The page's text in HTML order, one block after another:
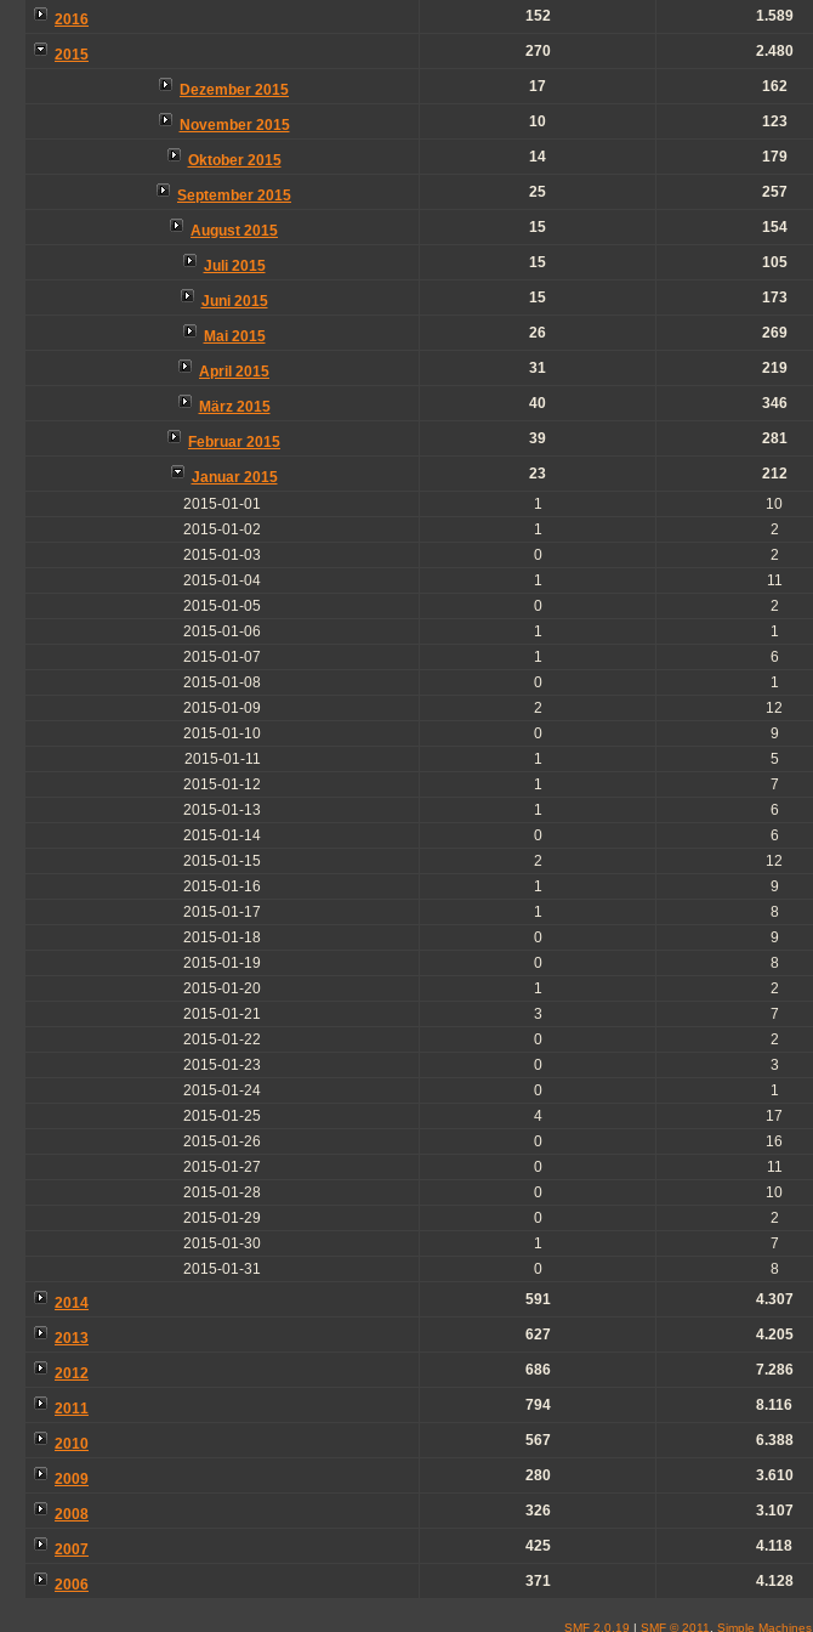
2016 152 1.589
2015 270 2.480
Dezember 2015 17 162
November 2015 10 123
Oktober 2015 14 179
September 2015 25 257
August 2015 15 154
Juli 2015 15 105
Juni 2015 15 173
Mai 2015 26 269
April 2015 31 219
März 2015 40 346
Februar 2015 39 281
Januar 2015 23 212
2015-01-01
1 10
2015-01-02
1 2
2015-01-03
0 2
2015-01-04
1 11
2015-01-05
0 2
2015-01-06
1 1
2015-01-07
1 6
2015-01-08
0 1
2015-01-09
2 12
2015-01-10
0 9
2015-01-11
1 5
2015-01-12
1 7
2015-01-13
1 6
2015-01-14
0 6
2015-01-15
2 12
2015-01-16
1 9
2015-01-17
1 8
2015-01-18
0 9
2015-01-19
0 8
2015-01-20
1 2
2015-01-21
3 7
2015-01-22
0 2
2015-01-23
0 3
2015-01-24
0 1
2015-01-25
4 17
2015-01-26
0 16
2015-01-27
0 11
2015-01-28
0 10
2015-01-29
0 2
2015-01-30
1 7
2015-01-31
0 8
2014
591 4.307
2013 627 4.205
2012 686 7.286
2011 794 8.116
2010 567 6.388
2009 280 3.610
2008 326 3.107
2007 425 4.118
2006 371 4.128
SMF 2.0.19 | SMF © 2011 Simple Machines